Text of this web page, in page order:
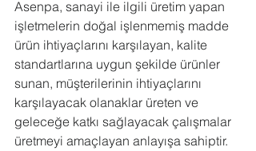
Asenpa, sanayi ile ilgili üretim yapan
işletmelerin doğal işlenmemiş madde
ürün ihtiyaçlarını karşılayan, kalite
standartlarına uygun şekilde ürünler
sunan, müşterilerinin ihtiyaçlarını
karşılayacak olanaklar üreten ve
geleceğe katkı sağlayacak çalışmalar
üretmeyi amaçlayan anlayışa sahiptir.